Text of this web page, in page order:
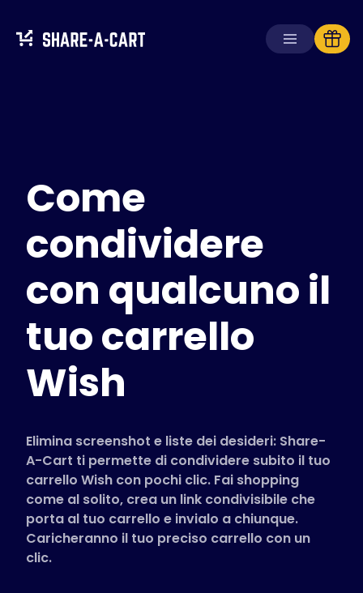
Per consumatori
Per scuole
Per aziende
Ottieni Plus+
Accedi
Italiano (Italian)
Come
condividere
con qualcuno il
tuo carrello
Wish
Elimina screenshot e liste dei desideri: Share-
A-Cart ti permette di condividere subito il tuo
carrello Wish con pochi clic. Fai shopping
come al solito, crea un link condivisibile che
porta al tuo carrello e invialo a chiunque.
Caricheranno il tuo preciso carrello con un
clic.